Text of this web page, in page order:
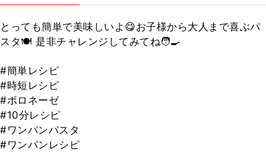
とっても簡単で美味しいよ😋お子様から大人まで喜ぶパ
スタ🍽️ 是非チャレンジしてみてね🧑‍🍳
#簡単レシピ
#時短レシピ
#ボロネーゼ
#10分レシピ
#ワンパンパスタ
#ワンパンレシピ